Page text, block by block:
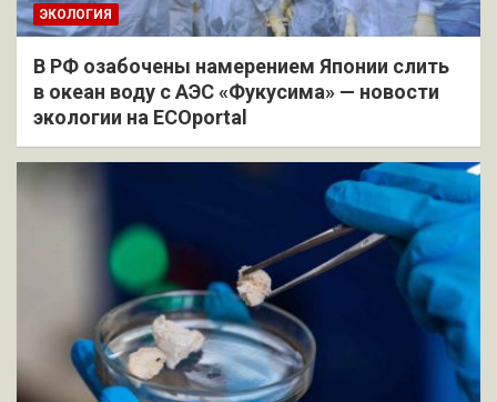
ЭКОЛОГИЯ
В РФ озабочены намерением Японии слить
в океан воду с АЭС «Фукусима» — новости
экологии на ECOportal